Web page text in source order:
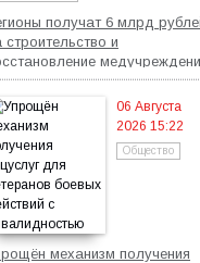
получат 6 млрд
строительство и
06 Августа
2026 15:22
Общество
механизм получения